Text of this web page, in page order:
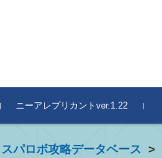
ニーアレプリカントver.1.22
スパロボ攻略データベース >